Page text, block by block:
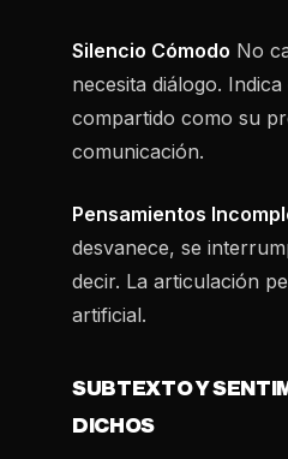
Silencio Cómodo No
necesita diálogo.
compartido como su
comunicación.
Pensamientos
desvanece, se
decir. La articulación
artificial.
SUBTEXTO Y
DICHOS